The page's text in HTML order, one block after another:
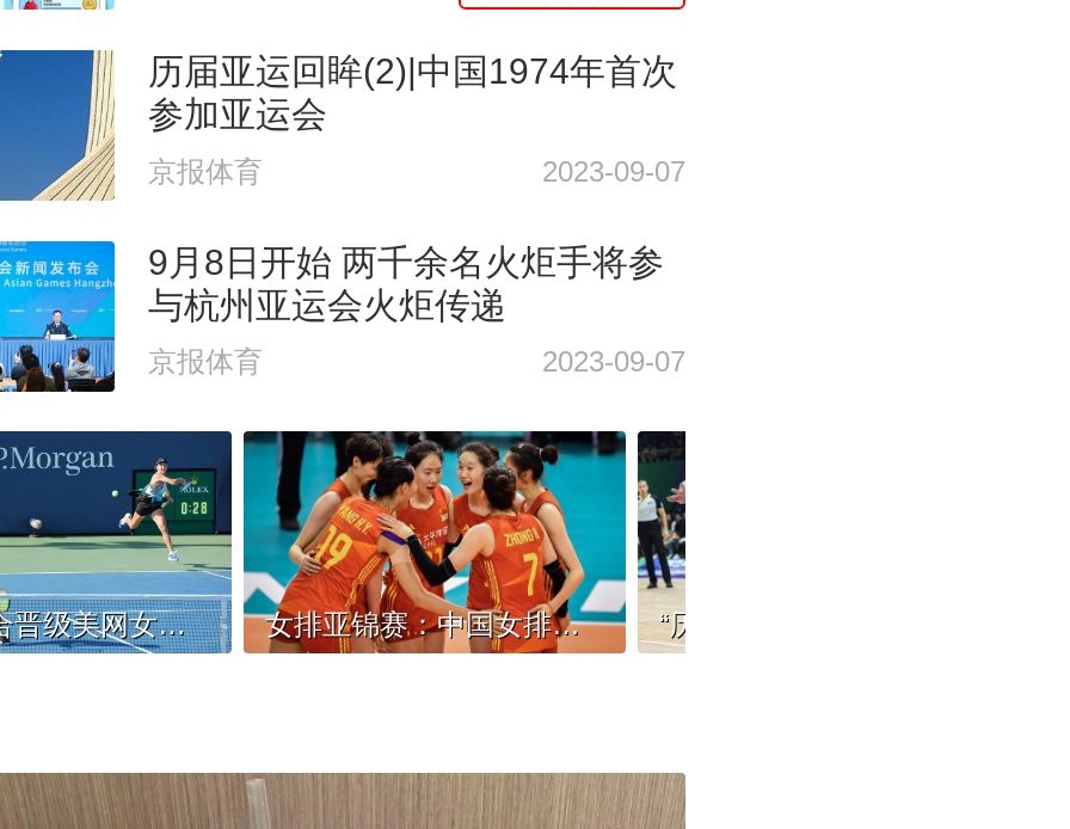
历届亚运回眸(2)|中国1974年首次
参加亚运会
京报体育 2023-09-07
9月8日开始 两千余名火炬手将参
与杭州亚运会火炬传递
京报体育 2023-09-07
王欣瑜组合晋级美网女双八强 女排亚锦赛：中国女排完胜印度队提前晋级，下场对阵日本队